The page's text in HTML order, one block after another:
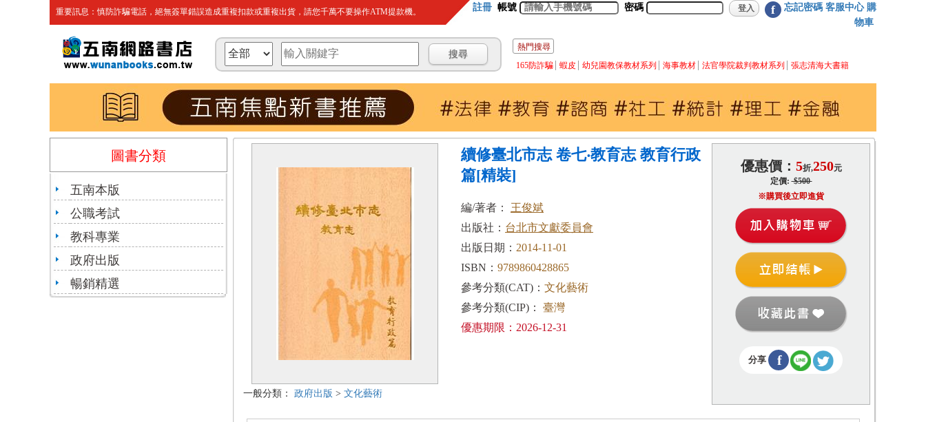
重要訊息：慎防詐騙電話，絕無簽單錯誤造成重複扣款或重複出貨，請您千萬不要操作ATM提款機。 註冊 帳號 密碼 f 忘記密碼 客服中心 購
物車
熱門搜尋
165防詐騙
蝦皮 幼兒園教保教材系列 海事教材 法官學院裁判教材系列 張志清海大書籍
圖書分類
五南本版
公職考試
教科專業
政府出版
暢銷精選
一般分類： 政府出版 > 文化藝術
續修臺北市志 卷七‧教育志 教育行政
篇[精裝]
編/著者： 王俊斌
出版社： 台北市文獻委員會
出版日期： 2014-11-01
ISBN： 9789860428865
參考分類(CAT)： 文化藝術
參考分類(CIP)：
臺灣
優惠期限：2026-12-31
優惠價： 5折,250元
定價:$500
※購買後立即進貨
分享 f